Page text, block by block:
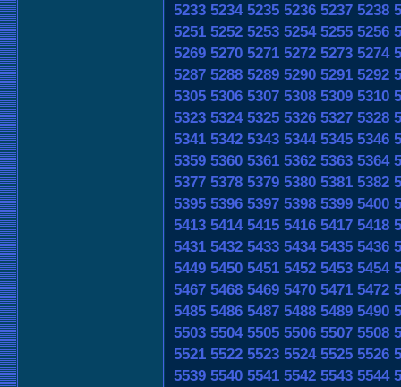
5233 5234 5235 5236 5237 5238
5251 5252 5253 5254 5255 5256
5269 5270 5271 5272 5273 5274
5287 5288 5289 5290 5291 5292
5305 5306 5307 5308 5309 5310
5323 5324 5325 5326 5327 5328
5341 5342 5343 5344 5345 5346
5359 5360 5361 5362 5363 5364
5377 5378 5379 5380 5381 5382
5395 5396 5397 5398 5399 5400
5413 5414 5415 5416 5417 5418
5431 5432 5433 5434 5435 5436
5449 5450 5451 5452 5453 5454
5467 5468 5469 5470 5471 5472
5485 5486 5487 5488 5489 5490
5503 5504 5505 5506 5507 5508
5521 5522 5523 5524 5525 5526
5539 5540 5541 5542 5543 5544